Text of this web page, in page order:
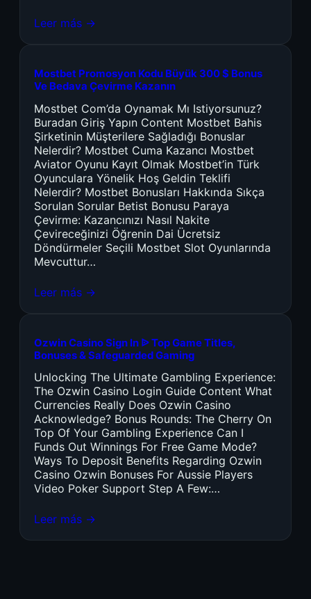
Leer más →
Mostbet Promosyon Kodu Büyük 300 $ Bonus
Ve Bedava Çevirme Kazanın
Mostbet Com’da Oynamak Mı Istiyorsunuz?
Buradan Giriş Yapın Content Mostbet Bahis
Şirketinin Müşterilere Sağladığı Bonuslar
Nelerdir? Mostbet Cuma Kazancı Mostbet
Aviator Oyunu Kayıt Olmak Mostbet’in Türk
Oyunculara Yönelik Hoş Geldin Teklifi
Nelerdir? Mostbet Bonusları Hakkında Sıkça
Sorulan Sorular Betist Bonusu Paraya
Çevirme: Kazancınızı Nasıl Nakite
Çevireceğinizi Öğrenin Dai Ücretsiz
Döndürmeler Seçili Mostbet Slot Oyunlarında
Mevcuttur…
Leer más →
Ozwin Casino Sign In ᐉ Top Game Titles,
Bonuses & Safeguarded Gaming
Unlocking The Ultimate Gambling Experience:
The Ozwin Casino Login Guide Content What
Currencies Really Does Ozwin Casino
Acknowledge? Bonus Rounds: The Cherry On
Top Of Your Gambling Experience Can I
Funds Out Winnings For Free Game Mode?
Ways To Deposit Benefits Regarding Ozwin
Casino Ozwin Bonuses For Aussie Players
Video Poker Support Step A Few:…
Leer más →